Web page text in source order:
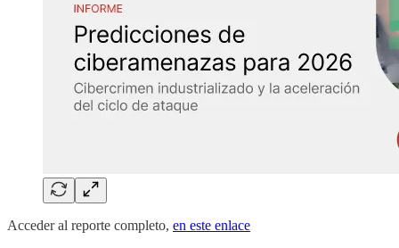
Acceder al reporte completo, en este enlace